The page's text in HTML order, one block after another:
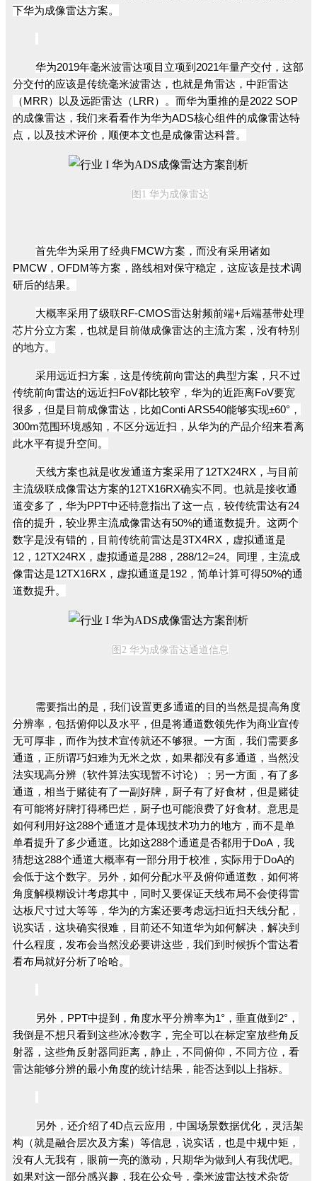
下华为成像雷达方案。
华为2019年毫米波雷达项目立项到2021年量产交付，这部
分交付的应该是传统毫米波雷达，也就是角雷达，中距雷达
（MRR）以及远距雷达（LRR）。而华为重推的是2022 SOP
的成像雷达，我们来看看作为华为ADS核心组件的成像雷达特
点，以及技术评价，顺便本文也是成像雷达科普。
图1 华为成像雷达
首先华为采用了经典FMCW方案，而没有采用诸如
PMCW，OFDM等方案，路线相对保守稳定，这应该是技术调
研后的结果。
大概率采用了级联RF-CMOS雷达射频前端+后端基带处理
芯片分立方案，也就是目前做成像雷达的主流方案，没有特别
的地方。
采用远近扫方案，这是传统前向雷达的典型方案，只不过
传统前向雷达的远近扫FoV都比较窄，华为的近距离FoV要宽
很多，但是目前成像雷达，比如Conti ARS540能够实现±60°，
300m范围环境感知，不区分远近扫，从华为的产品介绍来看离
此水平有提升空间。
天线方案也就是收发通道方案采用了12TX24RX，与目前
主流级联成像雷达方案的12TX16RX确实不同。也就是接收通
道变多了，华为PPT中还特意指出了这一点，较传统雷达有24
倍的提升，较业界主流成像雷达有50%的通道数提升。这两个
数字是没有错的，目前传统前雷达是3TX4RX，虚拟通道是
12，12TX24RX，虚拟通道是288，288/12=24。同理，主流成
像雷达是12TX16RX，虚拟通道是192，简单计算可得50%的通
道数提升。
图2 华为成像雷达通道信息
需要指出的是，我们设置更多通道的目的当然是提高角度
分辨率，包括俯仰以及水平，但是将通道数领先作为商业宣传
无可厚非，而作为技术宣传就还不够狠。 一方面，我们需要多
通道，正所谓巧妇难为无米之炊，如果都没有多通道，当然没
法实现高分辨（软件算法实现暂不讨论）； 另一方面，有了多
通道，相当于赌徒有了一副好牌，厨子有了好食材，但是赌徒
有可能将好牌打得稀巴烂，厨子也可能浪费了好食材。 意思是
如何利用好这288个通道才是体现技术功力的地方，而不是单
单看提升了多少通道。
比如这288个通道是否都用于DoA，我
猜想这288个通道大概率有一部分用于校准，实际用于DoA的
会低于这个数字。
另外，如何分配水平及俯仰通道数，如何将
角度解模糊设计考虑其中，同时又要保证天线布局不会使得雷
达板尺寸过大等等，华为的方案还要考虑远扫近扫天线分配，
说实话，这块确实很难，目前还不知道华为如何解决，解决到
什么程度，发布会当然没必要讲这些，我们到时候拆个雷达看
看布局就好分析了哈哈。
另外，PPT中提到，角度水平分辨率为1°，垂直做到2°，
我倒是不想只看到这些冰冷数字，完全可以在标定室放些角反
射器，这些角反射器同距离，静止，不同俯仰，不同方位，看
雷达能够分辨的最小角度的统计结果，能否达到以上指标。
另外，还介绍了4D点云应用，中国场景数据优化，灵活架
构（就是融合层次及方案）等信息，说实话，也是中规中矩，
没有人无我有，眼前一亮的激动，只期华为做到人有我优吧。
如果对这一部分感兴趣，我在公众号，毫米波雷达技术杂货